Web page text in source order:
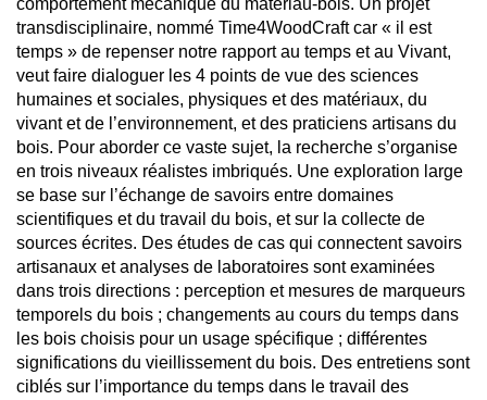
comportement mécanique du matériau-bois. Un projet
transdisciplinaire, nommé Time4WoodCraft car « il est
temps » de repenser notre rapport au temps et au Vivant,
veut faire dialoguer les 4 points de vue des sciences
humaines et sociales, physiques et des matériaux, du
vivant et de l’environnement, et des praticiens artisans du
bois. Pour aborder ce vaste sujet, la recherche s’organise
en trois niveaux réalistes imbriqués. Une exploration large
se base sur l’échange de savoirs entre domaines
scientifiques et du travail du bois, et sur la collecte de
sources écrites. Des études de cas qui connectent savoirs
artisanaux et analyses de laboratoires sont examinées
dans trois directions : perception et mesures de marqueurs
temporels du bois ; changements au cours du temps dans
les bois choisis pour un usage spécifique ; différentes
significations du vieillissement du bois. Des entretiens sont
ciblés sur l’importance du temps dans le travail des